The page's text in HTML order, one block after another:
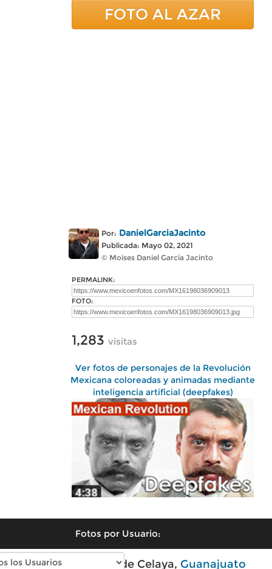
FOTO AL AZAR
Por: DanielGarciaJacinto
Publicada: Mayo 02, 2021
© Moises Daniel Garcia Jacinto
PERMALINK:
FOTO:
1,283 visitas
Ver fotos de personajes de la Revolución
Mexicana coloreadas y animadas mediante
inteligencia artificial (deepfakes)
Fotos por Usuario:
Fotos modernas de Celaya, Guanajuato